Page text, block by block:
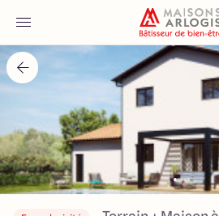
Accueil
Nos maisons
Nos annonces